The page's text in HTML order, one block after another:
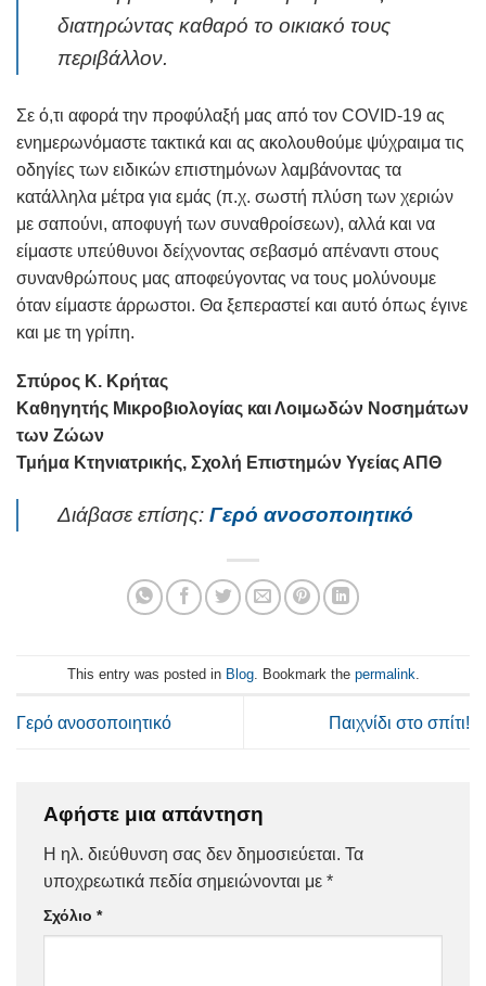
διατηρώντας καθαρό το οικιακό τους
περιβάλλον.
Σε ό,τι αφορά την προφύλαξή μας από τον COVID-19 ας
ενημερωνόμαστε τακτικά και ας ακολουθούμε ψύχραιμα τις
οδηγίες των ειδικών επιστημόνων λαμβάνοντας τα
κατάλληλα μέτρα για εμάς (π.χ. σωστή πλύση των χεριών
με σαπούνι, αποφυγή των συναθροίσεων), αλλά και να
είμαστε υπεύθυνοι δείχνοντας σεβασμό απέναντι στους
συνανθρώπους μας αποφεύγοντας να τους μολύνουμε
όταν είμαστε άρρωστοι. Θα ξεπεραστεί και αυτό όπως έγινε
και με τη γρίπη.
Σπύρος Κ. Κρήτας
Καθηγητής Μικροβιολογίας και Λοιμωδών Νοσημάτων
των Ζώων
Τμήμα Κτηνιατρικής, Σχολή Επιστημών Υγείας ΑΠΘ
Διάβασε επίσης: Γερό ανοσοποιητικό
This entry was posted in Blog. Bookmark the permalink
Γερό ανοσοποιητικό Παιχνίδι στο σπίτι!
Αφήστε μια απάντηση
Η ηλ. διεύθυνση σας δεν δημοσιεύεται. Τα
υποχρεωτικά πεδία σημειώνονται με *
Σχόλιο *